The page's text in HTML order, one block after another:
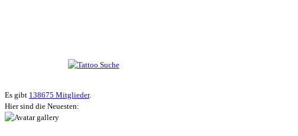
Es gibt 138675 Mitglieder.
Hier sind die Neuesten: